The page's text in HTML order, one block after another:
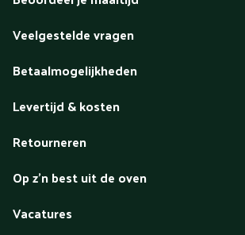
Veelgestelde vragen
Betaalmogelijkheden
Levertijd & kosten
Retourneren
Op z'n best uit de oven
Vacatures